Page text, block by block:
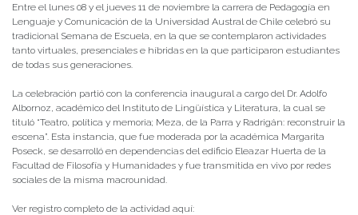
Entre el lunes 08 y el jueves 11 de noviembre la carrera de Pedagogía en
Lenguaje y Comunicación de la Universidad Austral de Chile celebró su
tradicional Semana de Escuela, en la que se contemplaron actividades
tanto virtuales, presenciales e híbridas en la que participaron estudiantes
de todas sus generaciones.
La celebración partió con la conferencia inaugural a cargo del Dr. Adolfo
Albornoz, académico del Instituto de Lingüística y Literatura, la cual se
tituló “Teatro, política y memoria; Meza, de la Parra y Radrigán: reconstruir la
escena”. Esta instancia, que fue moderada por la académica Margarita
Poseck, se desarrolló en dependencias del edificio Eleazar Huerta de la
Facultad de Filosofía y Humanidades y fue transmitida en vivo por redes
sociales de la misma macrounidad.
Ver registro completo de la actividad aquí: